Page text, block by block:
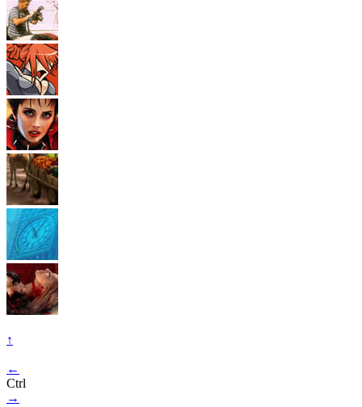
↑
←
Ctrl
→